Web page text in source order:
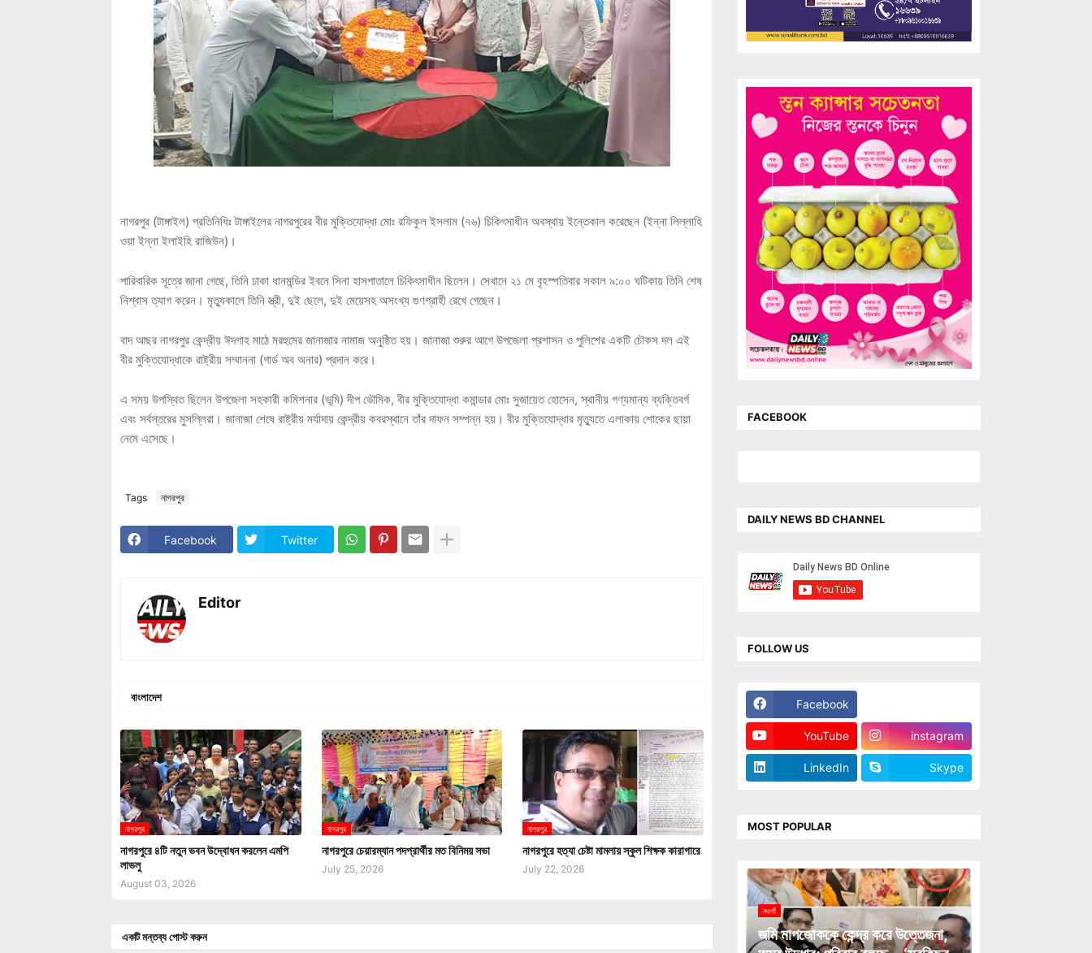
নাগরপুর (টাঙ্গাইল) প্রতিনিধিঃ টাঙ্গাইলের নাগরপুরের বীর মুক্তিযোদ্ধা মোঃ রফিকুল ইসলাম (৭৬) চিকিৎসাধীন অবস্থায় ইন্তেকাল করেছেন (ইন্না লিল্লাহি
ওয়া ইন্না ইলাইহি রাজিউন)।
পারিবারিক সূত্রে জানা গেছে, তিনি ঢাকা ধানমন্ডির ইবনে সিনা হাসপাতালে চিকিৎসাধীন ছিলেন। সেখানে ২১ মে বৃহস্পতিবার সকাল ৯:০০ ঘটিকায় তিনি শেষ
নিশ্বাস ত্যাগ করেন। মৃত্যুকালে তিনি স্ত্রী, দুই ছেলে, দুই মেয়েসহ অসংখ্য গুণগ্রাহী রেখে গেছেন।
বাদ আছর নাগরপুর কেন্দ্রীয় ঈদগাহ মাঠে মরহুমের জানাজার নামাজ অনুষ্ঠিত হয়। জানাজা শুরুর আগে উপজেলা প্রশাসন ও পুলিশের একটি চৌকস দল এই
বীর মুক্তিযোদ্ধাকে রাষ্ট্রীয় সম্মাননা (গার্ড অব অনার) প্রদান করে।
এ সময় উপস্থিত ছিলেন উপজেলা সহকারী কমিশনার (ভূমি) দীপ ভৌমিক, বীর মুক্তিযোদ্ধা কমান্ডার মোঃ সুজায়েত হোসেন, স্থানীয় গণ্যমান্য ব্যক্তিবর্গ
এবং সর্বস্তরের মুসল্লিরা। জানাজা শেষে রাষ্ট্রীয় মর্যাদায় কেন্দ্রীয় কবরস্থানে তাঁর দাফন সম্পন্ন হয়। বীর মুক্তিযোদ্ধার মৃত্যুতে এলাকায় শোকের ছায়া
নেমে এসেছে।
Tags নাগরপুর
Facebook Twitter
Editor
বাংলাদেশ
নাগরপুর
নাগরপুরে ৪টি নতুন ভবন উদ্বোধন করলেন এমপি
লাভলু
August 03, 2026
নাগরপুর
নাগরপুরে চেয়ারম্যান পদপ্রার্থীর মত বিনিময় সভা
July 25, 2026
নাগরপুর
নাগরপুরে হত্যা চেষ্টা মামলায় স্কুল শিক্ষক কারাগারে
July 22, 2026
একটি মন্তব্য পোস্ট করুন
FACEBOOK
DAILY NEWS BD CHANNEL
FOLLOW US
Facebook
YouTube instagram
LinkedIn Skype
MOST POPULAR
নওগাঁ
জমি মাপজোককে কেন্দ্র করে উত্তেজনা,